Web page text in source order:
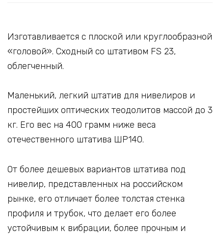
Изготавливается с плоской или круглообразной
«головой». Сходный со штативом FS 23,
облегченный.
Маленький, легкий штатив для нивелиров и
простейших оптических теодолитов массой до 3
кг. Его вес на 400 грамм ниже веса
отечественного штатива ШР140.
От более дешевых вариантов штатива под
нивелир, представленных на российском
рынке, его отличает более толстая стенка
профиля и трубок, что делает его более
устойчивым к вибрации, более прочным и